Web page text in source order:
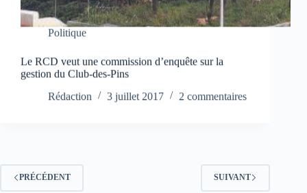
Politique
Le RCD veut une commission d’enquête sur la
gestion du Club-des-Pins
Rédaction
3 juillet 2017 2 commentaires
PRÉCÉDENT SUIVANT